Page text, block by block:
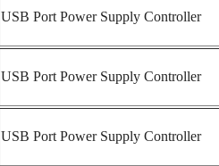
USB Port Power Supply Controller
USB Port Power Supply Controller
USB Port Power Supply Controller